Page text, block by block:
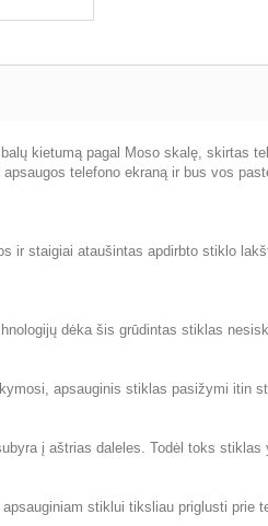
kietumą pagal Moso skalę, skirtas
telefono ekraną ir bus vos
ir staigiai ataušintas apdirbto stiklo
dėka šis grūdintas stiklas
apsauginis stiklas pasižymi itin
į aštrias daleles. Todėl toks stiklas
stiklui tiksliau priglusti prie